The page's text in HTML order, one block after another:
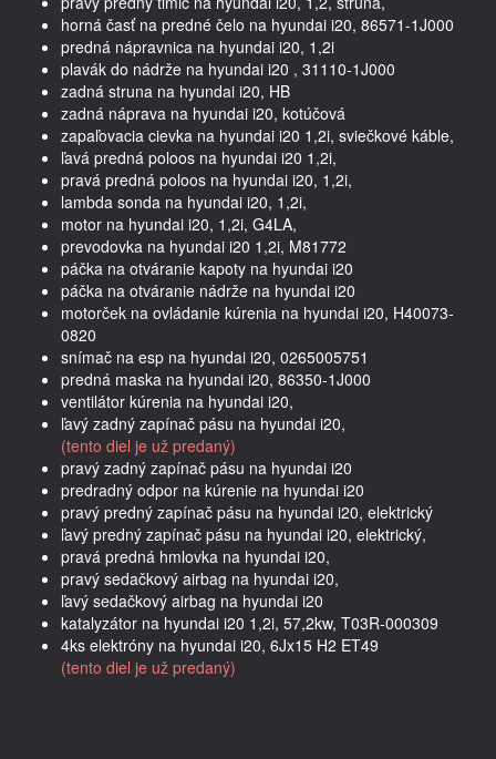
horná časť na predné čelo na hyundai i20, 86571-1J000
predná nápravnica na hyundai i20, 1,2i
plavák do nádrže na hyundai i20 , 31110-1J000
zadná struna na hyundai i20, HB
zadná náprava na hyundai i20, kotúčová
zapaľovacia cievka na hyundai i20 1,2i, sviečkové káble,
ľavá predná poloos na hyundai i20 1,2i,
pravá predná poloos na hyundai i20, 1,2i,
lambda sonda na hyundai i20, 1,2i,
motor na hyundai i20, 1,2i, G4LA,
prevodovka na hyundai i20 1,2i, M81772
páčka na otváranie kapoty na hyundai i20
páčka na otváranie nádrže na hyundai i20
motorček na ovládanie kúrenia na hyundai i20, H40073-
0820
snímač na esp na hyundai i20, 0265005751
predná maska na hyundai i20, 86350-1J000
ventilátor kúrenia na hyundai i20,
ľavý zadný zapínač pásu na hyundai i20,
(tento diel je už predaný)
pravý zadný zapínač pásu na hyundai i20
predradný odpor na kúrenie na hyundai i20
pravý predný zapínač pásu na hyundai i20, elektrický
ľavý predný zapínač pásu na hyundai i20, elektrický,
pravá predná hmlovka na hyundai i20,
pravý sedačkový airbag na hyundai i20,
ľavý sedačkový airbag na hyundai i20
katalyzátor na hyundai i20 1,2i, 57,2kw, T03R-000309
4ks elektróny na hyundai i20, 6Jx15 H2 ET49
(tento diel je už predaný)